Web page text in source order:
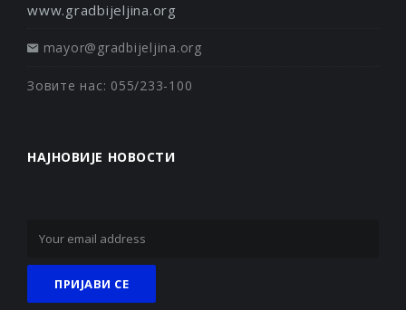
www.gradbijeljina.org
mayor@gradbijeljina.org
Зовите нас: 055/233-100
НАЈНОВИЈЕ НОВОСТИ